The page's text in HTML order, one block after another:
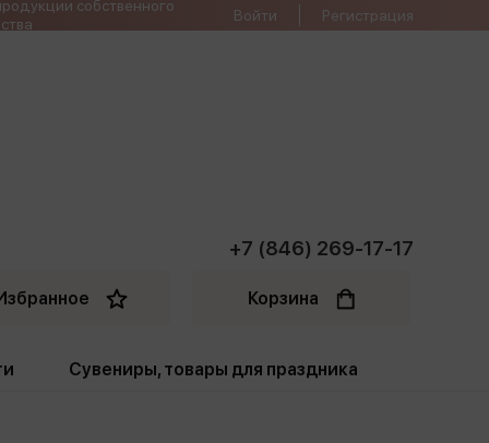
собственного
Войти Регистрация
+7 (846) 269-17-17
Корзина
Сувениры, товары для праздника